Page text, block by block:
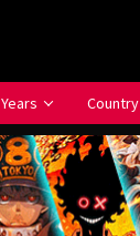
Years Country